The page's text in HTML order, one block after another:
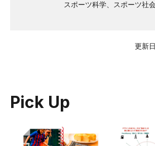
スポーツ科学、スポーツ社
更新
Pick Up